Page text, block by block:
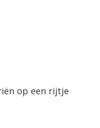
op een rijtje